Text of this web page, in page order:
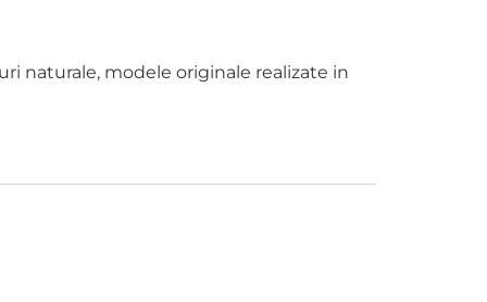
naturale, modele originale realizate in